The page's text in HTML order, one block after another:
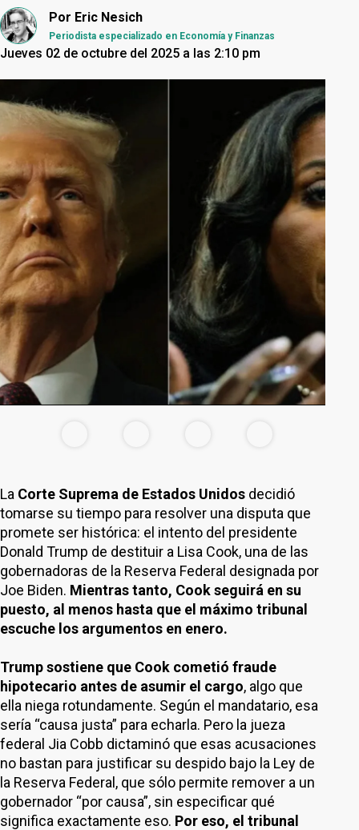
Por Eric Nesich
Periodista especializado en Economía y Finanzas
Jueves 02 de octubre del 2025 a las 2:10 pm
La Corte Suprema de Estados Unidos decidió
tomarse su tiempo para resolver una disputa que
promete ser histórica: el intento del presidente
Donald Trump de destituir a Lisa Cook, una de las
gobernadoras de la Reserva Federal designada por
Joe Biden. Mientras tanto, Cook seguirá en su
puesto, al menos hasta que el máximo tribunal
escuche los argumentos en enero.
Trump sostiene que Cook cometió fraude
hipotecario antes de asumir el cargo, algo que
ella niega rotundamente. Según el mandatario, esa
sería “causa justa” para echarla. Pero la jueza
federal Jia Cobb dictaminó que esas acusaciones
no bastan para justificar su despido bajo la Ley de
la Reserva Federal, que sólo permite remover a un
gobernador “por causa”, sin especificar qué
significa exactamente eso. Por eso, el tribunal